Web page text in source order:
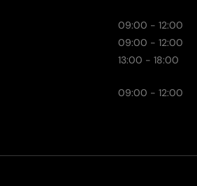
09:00 - 12:00
09:00 - 12:00
13:00 - 18:00
09:00 - 12:00